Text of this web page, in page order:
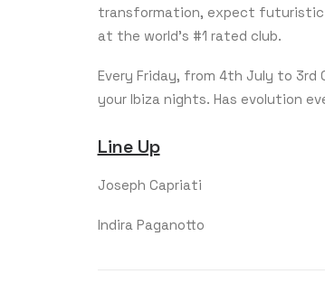
transformation, expect futuristic
at the world’s #1 rated club.
Every Friday, from 4th July to 3rd
your Ibiza nights. Has evolution
Line Up
Joseph Capriati
Indira Paganotto